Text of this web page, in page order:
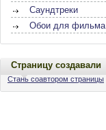
Саундтреки
Обои для фильма
Страницу создавали
Стань соавтором страницы